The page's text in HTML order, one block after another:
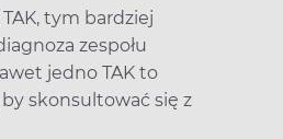
tym bardziej
zespołu
jedno TAK to
skonsultować się z